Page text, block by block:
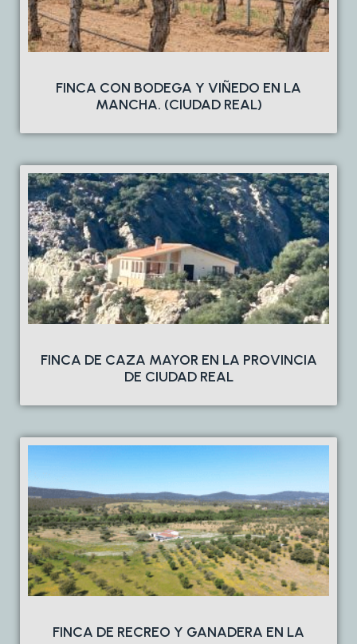
FINCA CON BODEGA Y VIÑEDO EN LA
MANCHA. (CIUDAD REAL)
FINCA DE CAZA MAYOR EN LA PROVINCIA
DE CIUDAD REAL
FINCA DE RECREO Y GANADERA EN LA